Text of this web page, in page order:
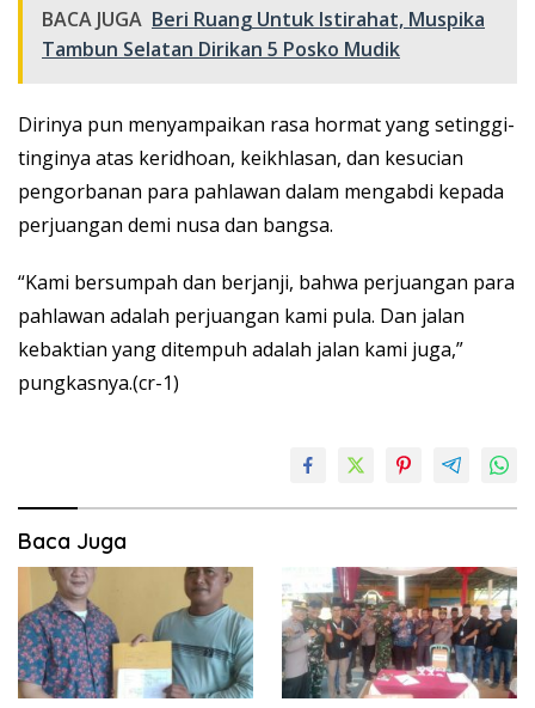
BACA JUGA Beri Ruang Untuk Istirahat, Muspika
Tambun Selatan Dirikan 5 Posko Mudik
Dirinya pun menyampaikan rasa hormat yang setinggi-
tinginya atas keridhoan, keikhlasan, dan kesucian
pengorbanan para pahlawan dalam mengabdi kepada
perjuangan demi nusa dan bangsa.
“Kami bersumpah dan berjanji, bahwa perjuangan para
pahlawan adalah perjuangan kami pula. Dan jalan
kebaktian yang ditempuh adalah jalan kami juga,”
pungkasnya.(cr-1)
Baca Juga